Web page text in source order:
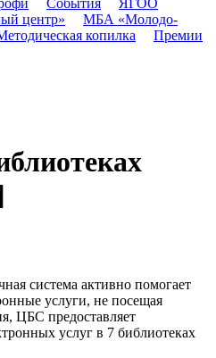
События
ЯГОО
центр»
МБА «Молодо-
копилка
Премии
система активно помогает
услуги, не посещая
ЦБС предоставляет
услуг в 7 библиотеках